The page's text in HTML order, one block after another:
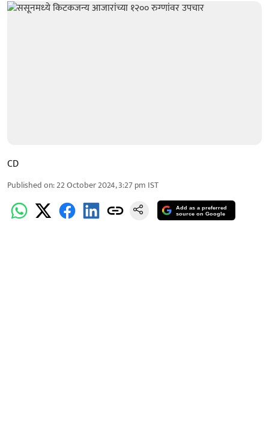
CD
Published on:22 October 2024, 3:27 pm IST
Add as a preferred
source on Google